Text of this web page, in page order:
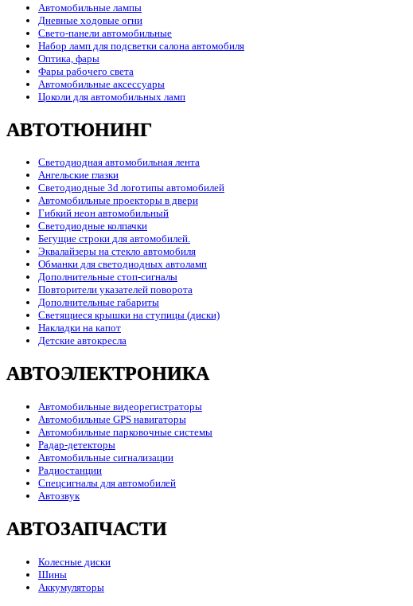
Автомобильные лампы
Дневные ходовые огни
Свето-панели автомобильные
Набор ламп для подсветки салона автомобиля
Оптика, фары
Фары рабочего света
Автомобильные аксессуары
Цоколи для автомобильных ламп
АВТОТЮНИНГ
Светодиодная автомобильная лента
Ангельские глазки
Светодиодные 3d логотипы автомобилей
Автомобильные проекторы в двери
Гибкий неон автомобильный
Светодиодные колпачки
Бегущие строки для автомобилей.
Эквалайзеры на стекло автомобиля
Обманки для светодиодных автоламп
Дополнительные стоп-сигналы
Повторители указателей поворота
Дополнительные габариты
Светящиеся крышки на ступицы (диски)
Накладки на капот
Детские автокресла
АВТОЭЛЕКТРОНИКА
Автомобильные видеорегистраторы
Автомобильные GPS навигаторы
Автомобильные парковочные системы
Радар-детекторы
Автомобильные сигнализации
Радиостанции
Спецсигналы для автомобилей
Автозвук
АВТОЗАПЧАСТИ
Колесные диски
Шины
Аккумуляторы